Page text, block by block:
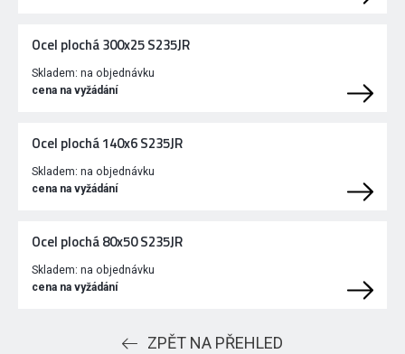
Ocel plochá 300x25 S235JR
Skladem: na objednávku
cena na vyžádání
Ocel plochá 140x6 S235JR
Skladem: na objednávku
cena na vyžádání
Ocel plochá 80x50 S235JR
Skladem: na objednávku
cena na vyžádání
ZPĚT NA PŘEHLED